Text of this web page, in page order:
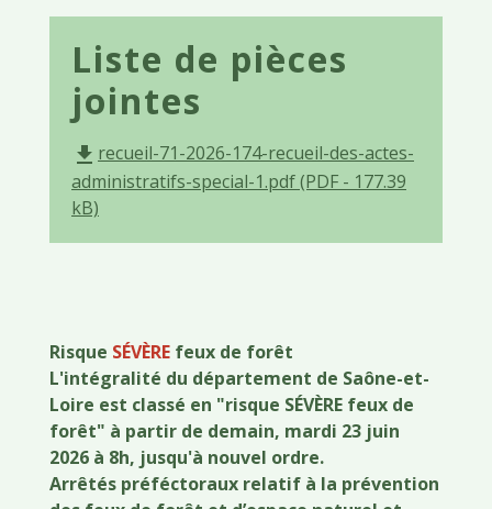
Liste de pièces
jointes
file_download recueil-71-2026-174-recueil-des-actes-
administratifs-special-1.pdf (PDF - 177.39
kB)
Risque SÉVÈRE feux de forêt
L'intégralité du département de Saône-et-
Loire est classé en "risque SÉVÈRE feux de
forêt" à partir de demain, mardi 23 juin
2026 à 8h, jusqu'à nouvel ordre.
Arrêtés préféctoraux relatif à la prévention